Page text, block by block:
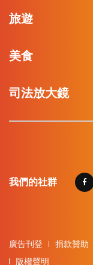
旅遊
美食
司法放大鏡
我們的社群
廣告刊登 捐款贊助
版權聲明